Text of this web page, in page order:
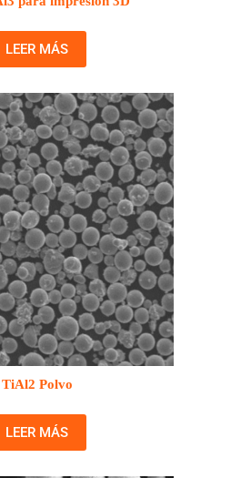
LEER MÁS
TiAl2 Polvo
LEER MÁS